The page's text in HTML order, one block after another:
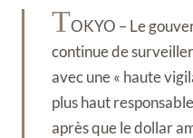
TOKYO – Le
continue de
avec une « haute
plus haut
après que le dollar